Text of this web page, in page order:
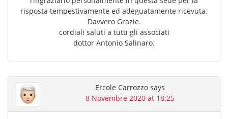
risposta tempestivamente ed adeguatamente ricevuta.
Davvero Grazie.
cordiali saluti a tutti gli associati
dottor Antonio Salinaro.
Ercole Carrozzo says
8 Novembre 2020 at 18:25